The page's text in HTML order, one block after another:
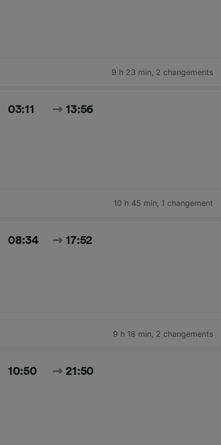
9 h 23 min, 2 changements
03:11 13:56
10 h 45 min, 1 changement
08:34 17:52
9 h 18 min, 2 changements
10:50 21:50